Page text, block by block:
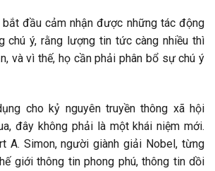
bắt đầu cảm nhận được những tác động
chú ý, rằng lượng tin tức càng nhiều thì
và vì thế, họ cần phải phân bổ sự chú ý
cho kỷ nguyên truyền thông xã hội
đây không phải là một khái niệm mới.
A. Simon, người giành giải Nobel, từng
giới thông tin phong phú, thông tin dồi